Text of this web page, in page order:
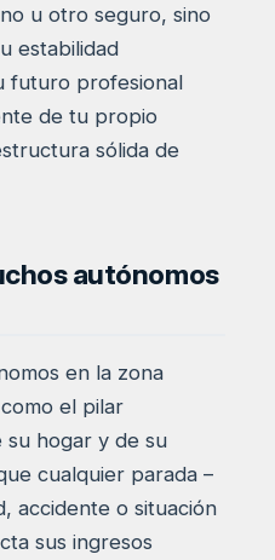
u otro seguro, sino
estabilidad
futuro profesional
de tu propio
sólida de
autónomos
en la zona
el pilar
su hogar y de su
cualquier parada –
accidente o situación
sus ingresos